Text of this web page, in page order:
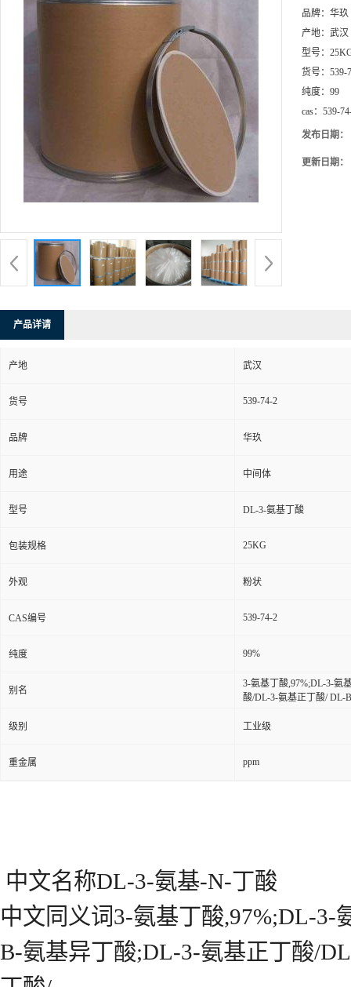
品牌： 华玖
产地： 武汉
型号：
货号： 539-
纯度： 99
cas： 539-
发布日期：
更新日期：
产品详请
产地 武汉
货号 539-74-2
品牌 华玖
用途 中间体
型号 DL-3-氨基丁酸
包装规格 25KG
外观 粉状
CAS编号 539-74-2
纯度 99%
别名
3-氨基丁酸,97%;DL-3-氨
酸/DL-3-氨基正丁酸/ DL-
级别 工业级
重金属 ppm
中文名称DL-3-氨基-N-丁酸
中文同义词3-氨基丁酸,97%;DL-3-
Β-氨基异丁酸;DL-3-氨基正丁酸/